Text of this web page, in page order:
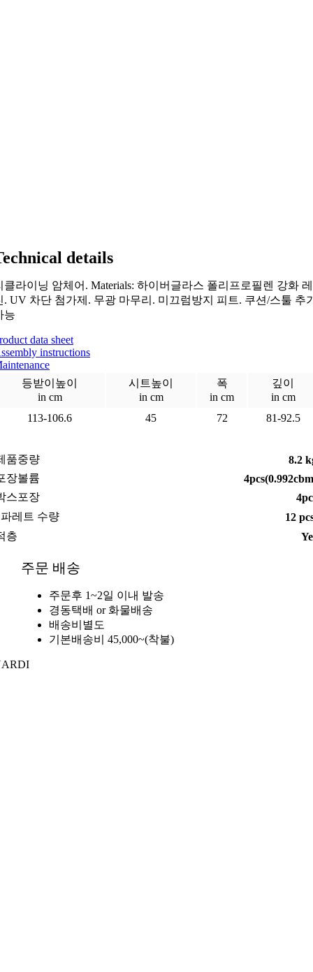
details
클라이닝 암체어. Materials: 하이버글라스 폴리프로필렌 강화 레
. UV 차단 첨가제. 무광 마무리. 미끄럼방지 피트. 쿠션/스툴 추
능
data sheet
instructions
등받이높이
in cm
시트높이
in cm
폭
in cm
깊이
in cm
113-106.6
45 72 81-92.5
품중량
8.2
장볼륨
스포장
레트 수량
12
층
주문 배송
주문후 1~2일 이내 발송
경동택배 or 화물배송
배송비별도
기본배송비 45,000~(착불)